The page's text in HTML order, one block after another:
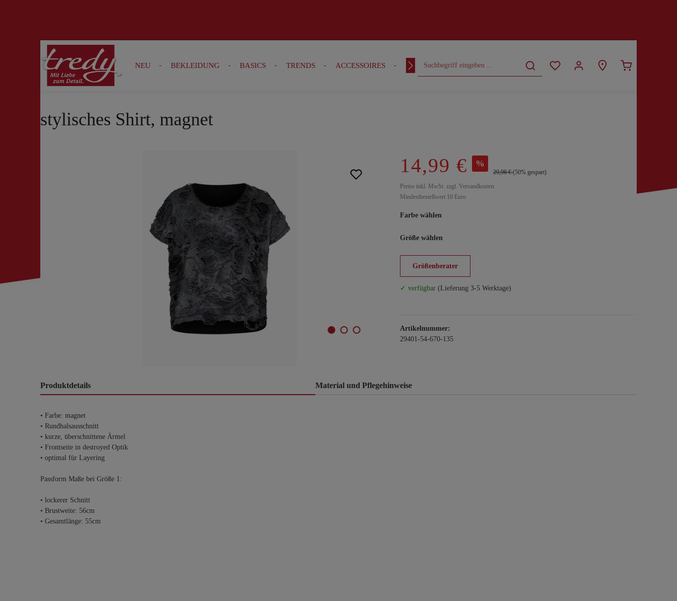
Zur Suche springen Zur Hauptnavigation springen
NEU BEKLEIDUNG BASICS TRENDS ACCESSOIRES OUTFITS CURVY
stylisches Shirt, magnet
14,99 € %
29,98 €(50% gespart)
Preise inkl. MwSt. zzgl. Versandkosten
Mindestbestellwert 10 Euro
Farbe wählen
Größe wählen
Größenberater
✓ verfügbar (Lieferung 3-5 Werktage)
Artikelnummer:
29401-54-670-135
Produktdetails Material und Pflegehinweise
• Farbe: magnet
• Rundhalsausschnitt
• kurze, überschnittene Ärmel
• Frontseite in destroyed Optik
• optimal für Layering
Passform Maße bei Größe 1:
• lockerer Schnitt
• Brustweite: 56cm
• Gesamtlänge: 55cm